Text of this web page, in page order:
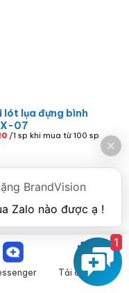
lót lụa đựng bình
07
0 /1 sp khi mua từ 100 sp
Tải catalogue
BrandVision
1